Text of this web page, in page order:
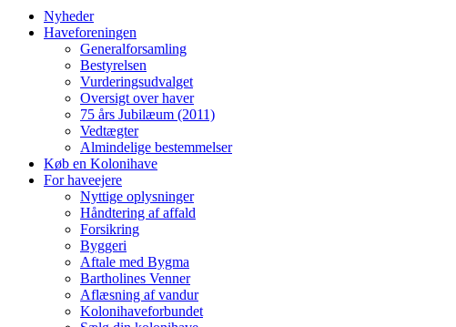
Nyheder
Haveforeningen
Generalforsamling
Bestyrelsen
Vurderingsudvalget
Oversigt over haver
75 års Jubilæum (2011)
Vedtægter
Almindelige bestemmelser
Køb en Kolonihave
For haveejere
Nyttige oplysninger
Håndtering af affald
Forsikring
Byggeri
Aftale med Bygma
Bartholines Venner
Aflæsning af vandur
Kolonihaveforbundet